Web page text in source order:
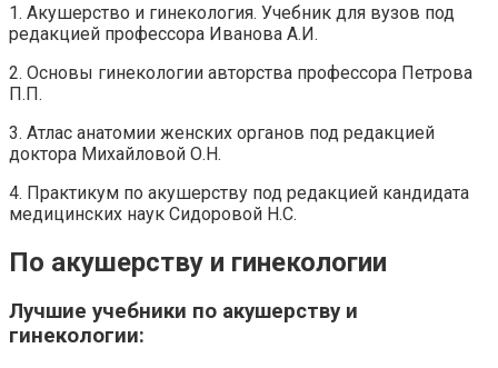
1. Акушерство и гинекология. Учебник для вузов под
редакцией профессора Иванова А.И.
2. Основы гинекологии авторства профессора Петрова
П.П.
3. Атлас анатомии женских органов под редакцией
доктора Михайловой О.Н.
4. Практикум по акушерству под редакцией кандидата
медицинских наук Сидоровой Н.С.
По акушерству и гинекологии
Лучшие учебники по акушерству и
гинекологии: